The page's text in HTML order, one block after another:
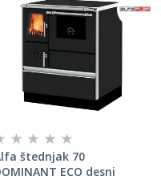
štednjak 70
ECO desni